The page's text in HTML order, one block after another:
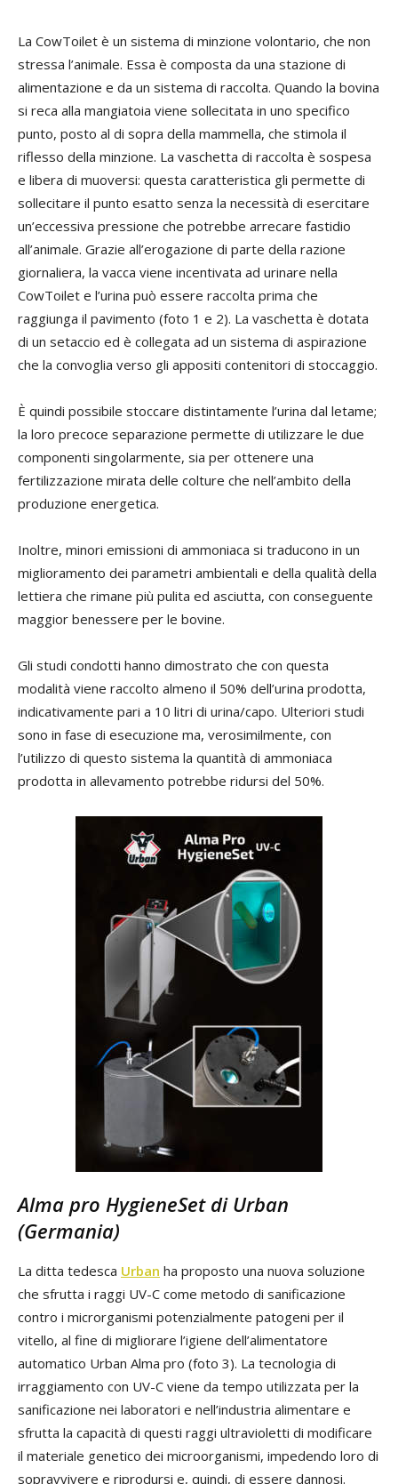
La CowToilet è un sistema di minzione volontario, che non
stressa l’animale. Essa è composta da una stazione di
alimentazione e da un sistema di raccolta. Quando la bovina
si reca alla mangiatoia viene sollecitata in uno specifico
punto, posto al di sopra della mammella, che stimola il
riflesso della minzione. La vaschetta di raccolta è sospesa
e libera di muoversi: questa caratteristica gli permette di
sollecitare il punto esatto senza la necessità di esercitare
un’eccessiva pressione che potrebbe arrecare fastidio
all’animale. Grazie all’erogazione di parte della razione
giornaliera, la vacca viene incentivata ad urinare nella
CowToilet e l’urina può essere raccolta prima che
raggiunga il pavimento (foto 1 e 2). La vaschetta è dotata
di un setaccio ed è collegata ad un sistema di aspirazione
che la convoglia verso gli appositi contenitori di stoccaggio.
È quindi possibile stoccare distintamente l’urina dal letame;
la loro precoce separazione permette di utilizzare le due
componenti singolarmente, sia per ottenere una
fertilizzazione mirata delle colture che nell’ambito della
produzione energetica.
Inoltre, minori emissioni di ammoniaca si traducono in un
miglioramento dei parametri ambientali e della qualità della
lettiera che rimane più pulita ed asciutta, con conseguente
maggior benessere per le bovine.
Gli studi condotti hanno dimostrato che con questa
modalità viene raccolto almeno il 50% dell’urina prodotta,
indicativamente pari a 10 litri di urina/capo. Ulteriori studi
sono in fase di esecuzione ma, verosimilmente, con
l’utilizzo di questo sistema la quantità di ammoniaca
prodotta in allevamento potrebbe ridursi del 50%.
Alma pro HygieneSet di Urban
(Germania)
La ditta tedesca Urban ha proposto una nuova soluzione
che sfrutta i raggi UV-C come metodo di sanificazione
contro i microrganismi potenzialmente patogeni per il
vitello, al fine di migliorare l’igiene dell’alimentatore
automatico Urban Alma pro (foto 3). La tecnologia di
irraggiamento con UV-C viene da tempo utilizzata per la
sanificazione nei laboratori e nell’industria alimentare e
sfrutta la capacità di questi raggi ultravioletti di modificare
il materiale genetico dei microorganismi, impedendo loro di
sopravvivere e riprodursi e, quindi, di essere dannosi.